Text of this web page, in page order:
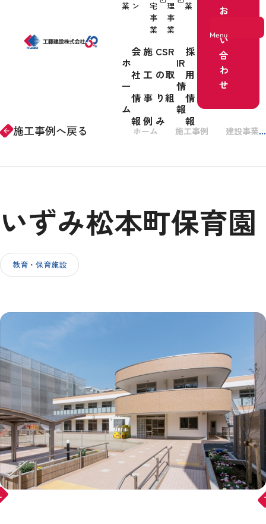
Menu
施工事例
CSRの取り組み
IR情報
採用情報
お問い合わせ
業 ン
宅
事
業
理
事
業
業
ホ
ー
ム
会
社
情
報
施
工
事
例
CSR
の取
り組
み
IR
情
報
採
用
情
報
お
い
合
わ
せ
arrow_forward 施工事例へ戻る ホーム 施工事例 建設事業
いずみ松本町保育園
教育・保育施設